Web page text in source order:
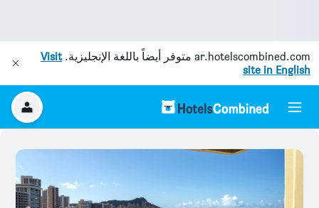
ar.hotelscombined.com متوفر أيضاً باللغة الإنجليزية.Visit
site in English